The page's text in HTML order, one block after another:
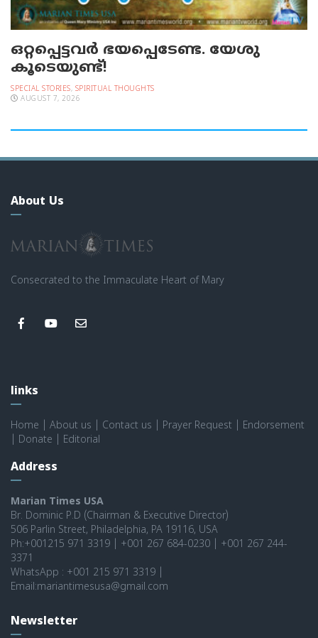
ഒറ്റപ്പെട്ടവര്‍ ഭയപ്പെടേണ്ട. യേശു
കൂടെയുണ്ട്!
SPECIAL STORIES, SPIRITUAL THOUGHTS
AUGUST 7, 2026
About Us
Consecrated to the Immaculate Heart of Mary
links
Home About us Contact us Prayer Request
Endorsement
Donate Editorial
Address
Marian Times USA
Br. Dominic P.D (Chairman & Executive Director)
506 Parlin Street, Philadelphia, PA 19116, USA
Ph:+001215 971 3319 | +001 267 684-0230 | +001 267 244-
3371
WhatsApp : +001 215 971 3319 |
Email:mariantimesusa@gmail.com
Newsletter